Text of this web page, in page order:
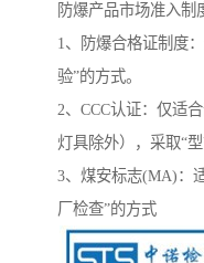
防爆产品市场准入制
1、防爆合格证制度
验”的方式。
2、CCC认证：仅适
灯具除外），采取“
3、煤安标志(MA)：
厂检查”的方式